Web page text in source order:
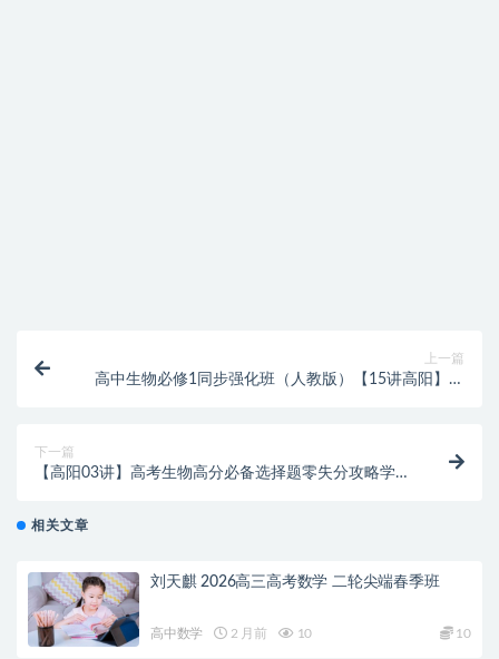
上一篇
高中生物必修1同步强化班（人教版）【15讲高阳】视
下一篇
【高阳03讲】高考生物高分必备选择题零失分攻略学习
相关文章
刘天麒 2026高三高考数学 二轮尖端春季班
高中数学 2 月前 10 10